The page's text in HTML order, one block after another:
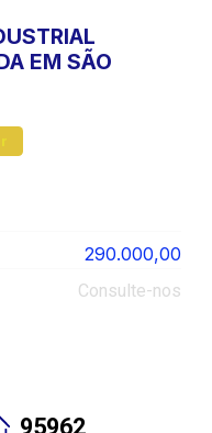
EM SÃO
290.000,00
Consulte-nos
95962